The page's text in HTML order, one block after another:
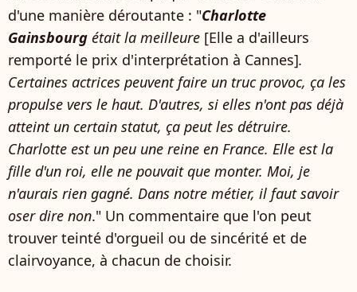
d'une manière déroutante : "Charlotte
Gainsbourg était la meilleure [Elle a d'ailleurs
remporté le prix d'interprétation à Cannes].
Certaines actrices peuvent faire un truc provoc, ça les
propulse vers le haut. D'autres, si elles n'ont pas déjà
atteint un certain statut, ça peut les détruire.
Charlotte est un peu une reine en France. Elle est la
fille d'un roi, elle ne pouvait que monter. Moi, je
n'aurais rien gagné. Dans notre métier, il faut savoir
oser dire non." Un commentaire que l'on peut
trouver teinté d'orgueil ou de sincérité et de
clairvoyance, à chacun de choisir.